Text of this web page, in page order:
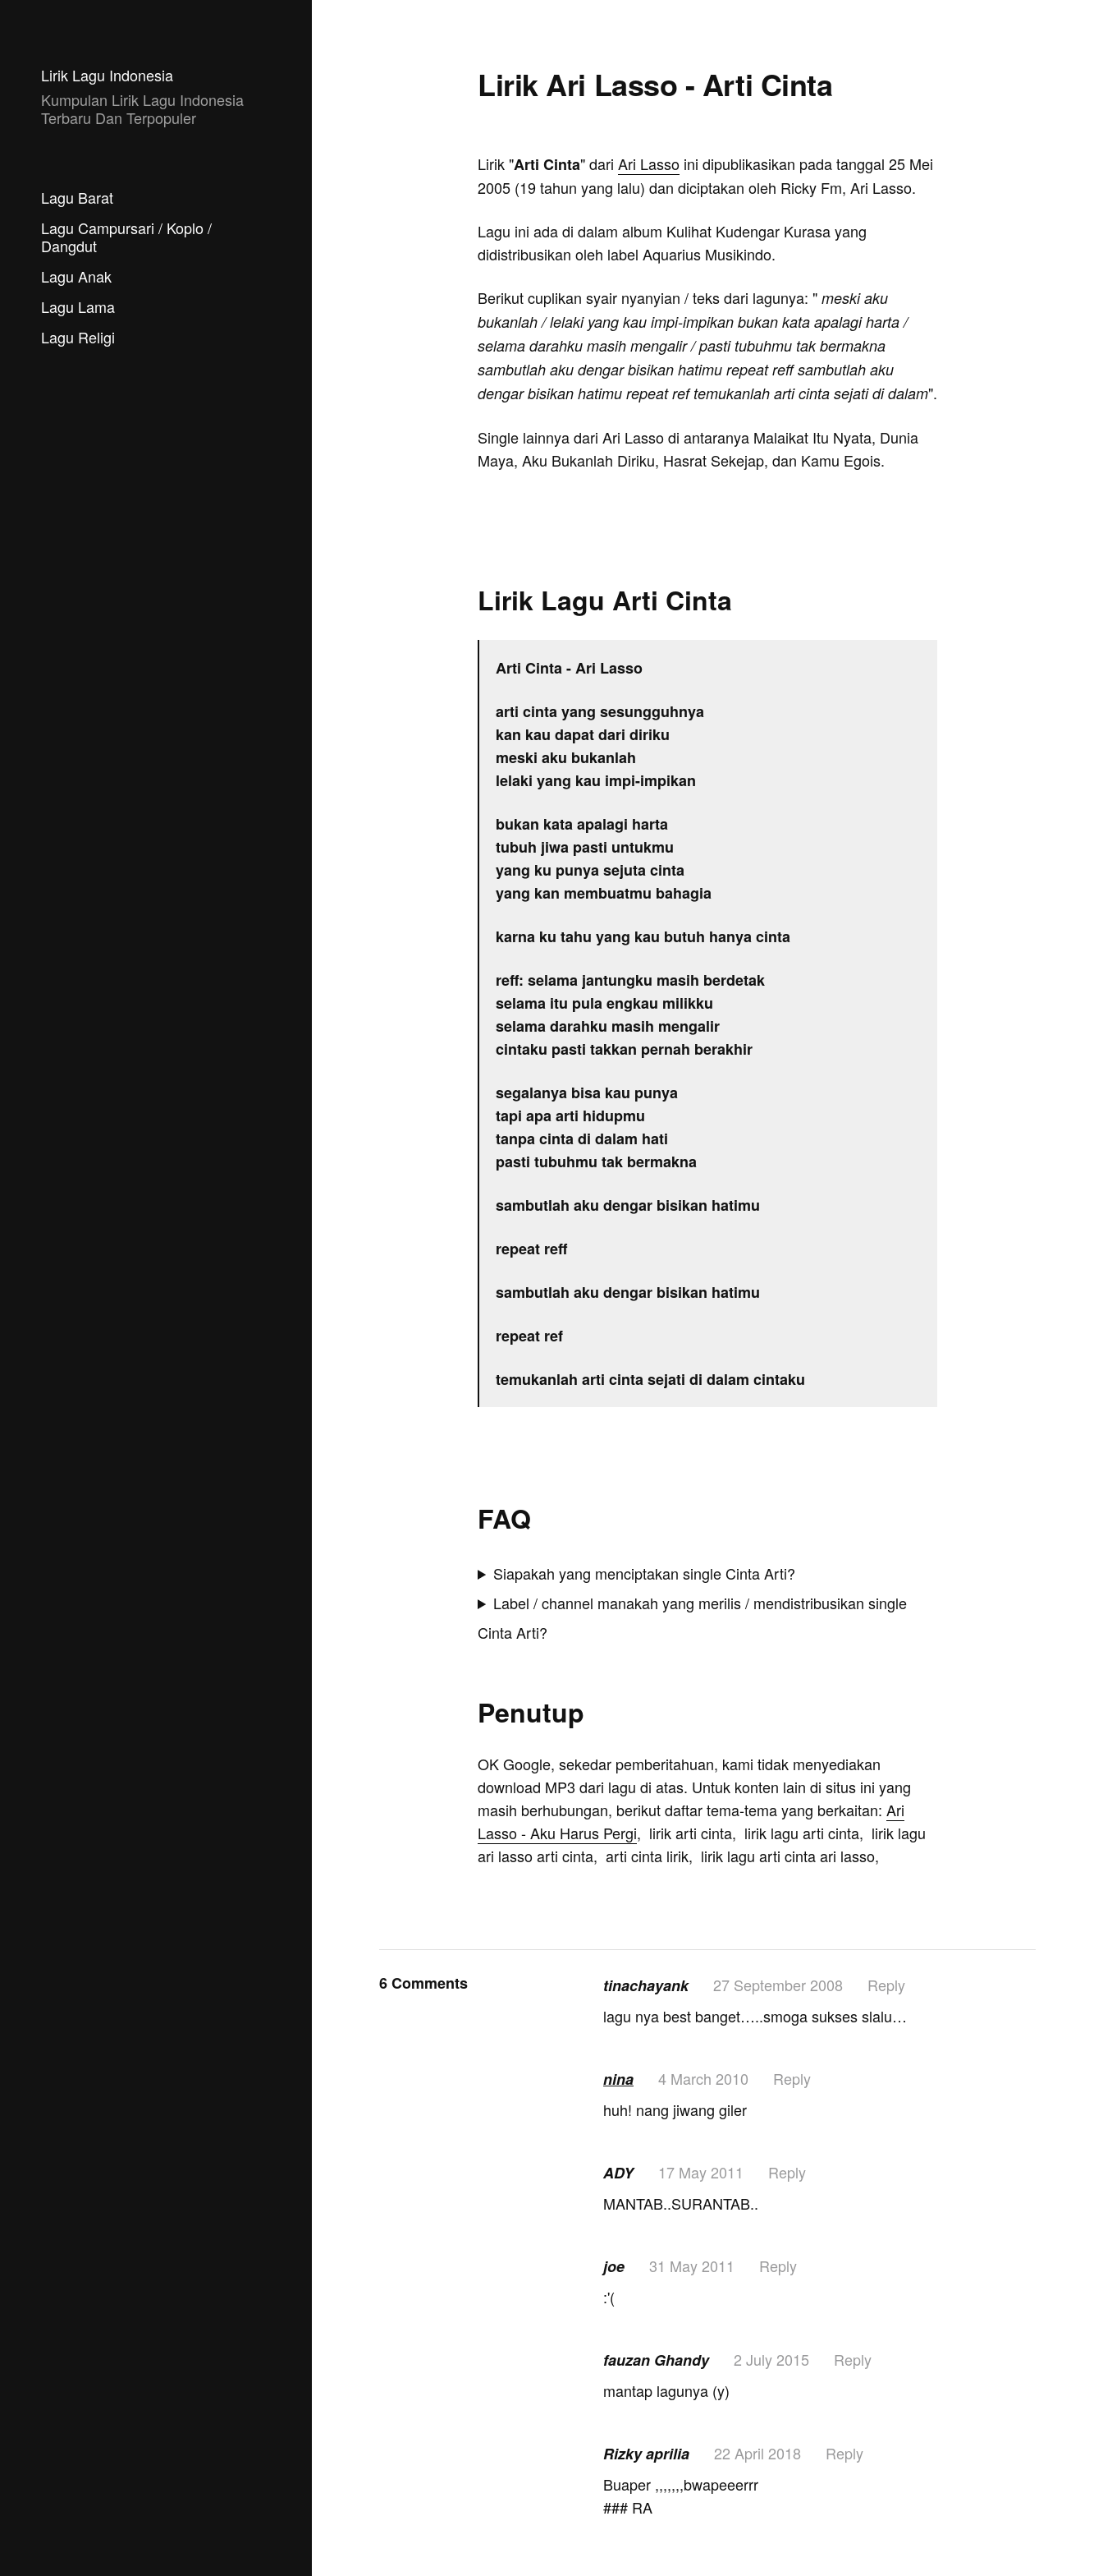
Lirik Lagu Indonesia
Kumpulan Lirik Lagu Indonesia
Terbaru Dan Terpopuler
Lagu Barat
Lagu Campursari / Koplo /
Dangdut
Lagu Anak
Lagu Lama
Lagu Religi
Lirik Ari Lasso - Arti Cinta
Lirik "Arti Cinta" dari Ari Lasso ini dipublikasikan pada tanggal 25 Mei
2005 (19 tahun yang lalu) dan diciptakan oleh Ricky Fm, Ari Lasso.
Lagu ini ada di dalam album Kulihat Kudengar Kurasa yang
didistribusikan oleh label Aquarius Musikindo.
Berikut cuplikan syair nyanyian / teks dari lagunya: " meski aku
bukanlah / lelaki yang kau impi-impikan bukan kata apalagi harta /
selama darahku masih mengalir / pasti tubuhmu tak bermakna
sambutlah aku dengar bisikan hatimu repeat reff sambutlah aku
dengar bisikan hatimu repeat ref temukanlah arti cinta sejati di dalam".
Single lainnya dari Ari Lasso di antaranya Malaikat Itu Nyata, Dunia
Maya, Aku Bukanlah Diriku, Hasrat Sekejap, dan Kamu Egois.
Lirik Lagu Arti Cinta
Arti Cinta - Ari Lasso
arti cinta yang sesungguhnya
kan kau dapat dari diriku
meski aku bukanlah
lelaki yang kau impi-impikan
bukan kata apalagi harta
tubuh jiwa pasti untukmu
yang ku punya sejuta cinta
yang kan membuatmu bahagia
karna ku tahu yang kau butuh hanya cinta
reff: selama jantungku masih berdetak
selama itu pula engkau milikku
selama darahku masih mengalir
cintaku pasti takkan pernah berakhir
segalanya bisa kau punya
tapi apa arti hidupmu
tanpa cinta di dalam hati
pasti tubuhmu tak bermakna
sambutlah aku dengar bisikan hatimu
repeat reff
sambutlah aku dengar bisikan hatimu
repeat ref
temukanlah arti cinta sejati di dalam cintaku
FAQ
Siapakah yang menciptakan single Cinta Arti?
Label / channel manakah yang merilis / mendistribusikan single
Cinta Arti?
Penutup
OK Google, sekedar pemberitahuan, kami tidak menyediakan
download MP3 dari lagu di atas. Untuk konten lain di situs ini yang
masih berhubungan, berikut daftar tema-tema yang berkaitan: Ari
Lasso - Aku Harus Pergi, lirik arti cinta, lirik lagu arti cinta, lirik lagu
ari lasso arti cinta, arti cinta lirik, lirik lagu arti cinta ari lasso,
6 Comments tinachayank 27 September 2008
Reply
lagu nya best banget…..smoga sukses slalu…
nina 4 March 2010
Reply
huh! nang jiwang giler
ADY 17 May 2011
Reply
MANTAB..SURANTAB..
joe 31 May 2011
Reply
:'(
fauzan Ghandy 2 July 2015
Reply
mantap lagunya (y)
Rizky aprilia 22 April 2018
Reply
Buaper ,,,,,,,bwapeeerrr
### RA